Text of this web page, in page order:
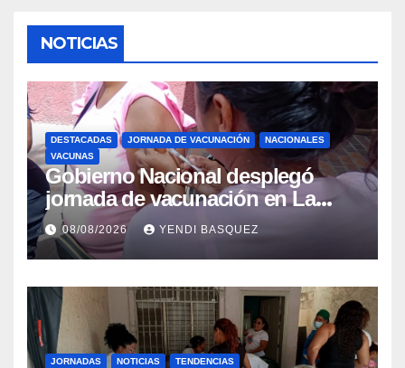
NOTICIAS
DESTACADAS JORNADA DE VACUNACIÓN
NACIONALES
VACUNAS
Gobierno Nacional desplegó
jornada de vacunación en La
Guaira para garantizar protección
epidemiológica
08/08/2026 YENDI BASQUEZ
JORNADAS NOTICIAS TENDENCIAS